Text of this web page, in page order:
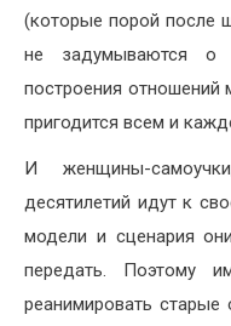
(которые порой после
не задумываются о
построения
пригодится всем и
И женщины-
десятилетий идут к
модели и сценария
передать. Поэтому
реанимировать